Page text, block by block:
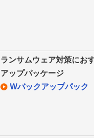
ランサムウェア対策にお
アップパッケージ
Wバックアップパック